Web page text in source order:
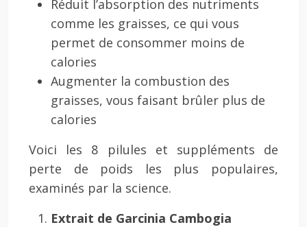
Réduit l’absorption des nutriments
comme les graisses, ce qui vous
permet de consommer moins de
calories
Augmenter la combustion des
graisses, vous faisant brûler plus de
calories
Voici les 8 pilules et suppléments de
perte de poids les plus populaires,
examinés par la science.
Extrait de Garcinia Cambogia